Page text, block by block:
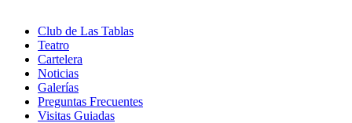
Club de Las Tablas
Teatro
Cartelera
Noticias
Galerías
Preguntas Frecuentes
Visitas Guiadas